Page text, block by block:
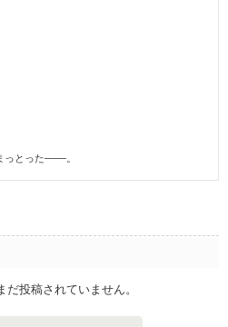
っとった───。
だ投稿されていません。